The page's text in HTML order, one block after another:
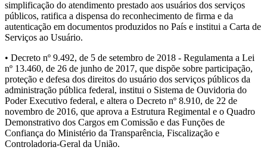
simplificação do atendimento prestado aos usuários dos serviços
públicos, ratifica a dispensa do reconhecimento de firma e da
autenticação em documentos produzidos no País e institui a Carta de
Serviços ao Usuário.
• Decreto nº 9.492, de 5 de setembro de 2018 - Regulamenta a Lei
nº 13.460, de 26 de junho de 2017, que dispõe sobre participação,
proteção e defesa dos direitos do usuário dos serviços públicos da
administração pública federal, institui o Sistema de Ouvidoria do
Poder Executivo federal, e altera o Decreto nº 8.910, de 22 de
novembro de 2016, que aprova a Estrutura Regimental e o Quadro
Demonstrativo dos Cargos em Comissão e das Funções de
Confiança do Ministério da Transparência, Fiscalização e
Controladoria-Geral da União.